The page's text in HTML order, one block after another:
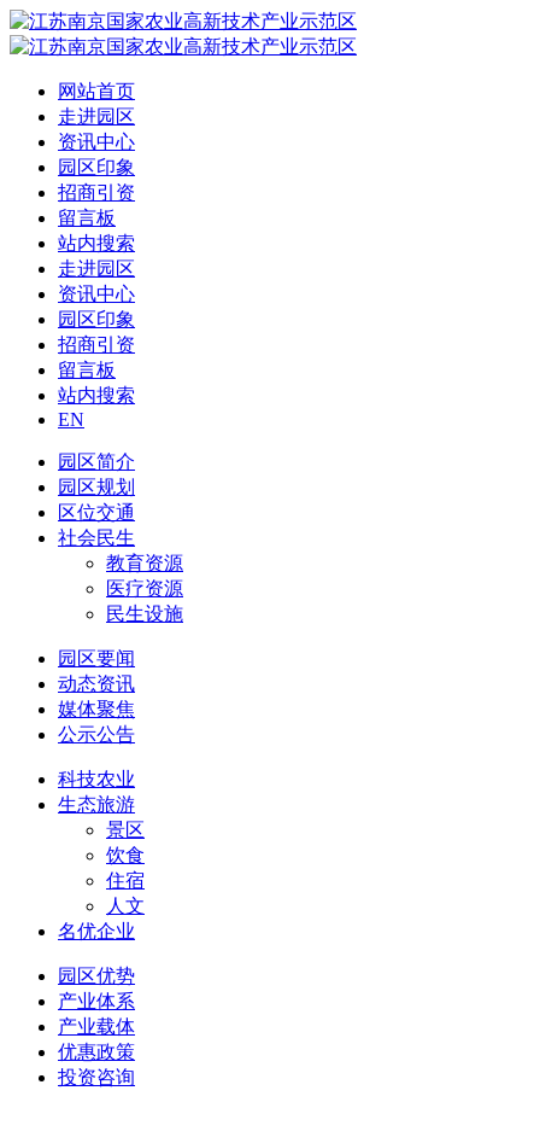
网站首页
走进园区
资讯中心
园区印象
招商引资
留言板
站内搜索
走进园区
资讯中心
园区印象
招商引资
留言板
站内搜索
EN
园区简介
园区规划
区位交通
社会民生
教育资源
医疗资源
民生设施
园区要闻
动态资讯
媒体聚焦
公示公告
科技农业
生态旅游
景区
饮食
住宿
人文
名优企业
园区优势
产业体系
产业载体
优惠政策
投资咨询